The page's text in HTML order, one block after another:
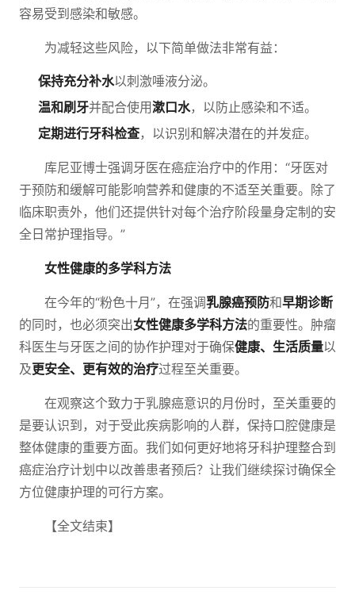
容易受到感染和敏感。
为减轻这些风险，以下简单做法非常有益：
保持充分补水以刺激唾液分泌。
温和刷牙并配合使用漱口水，以防止感染和不适。
定期进行牙科检查，以识别和解决潜在的并发症。
库尼亚博士强调牙医在癌症治疗中的作用：“牙医对
于预防和缓解可能影响营养和健康的不适至关重要。除了
临床职责外，他们还提供针对每个治疗阶段量身定制的安
全日常护理指导。”
女性健康的多学科方法
在今年的“粉色十月”，在强调乳腺癌预防和早期诊断
的同时，也必须突出女性健康多学科方法的重要性。肿瘤
科医生与牙医之间的协作护理对于确保健康、生活质量以
及更安全、更有效的治疗过程至关重要。
在观察这个致力于乳腺癌意识的月份时，至关重要的
是要认识到，对于受此疾病影响的人群，保持口腔健康是
整体健康的重要方面。我们如何更好地将牙科护理整合到
癌症治疗计划中以改善患者预后？让我们继续探讨确保全
方位健康护理的可行方案。
【全文结束】